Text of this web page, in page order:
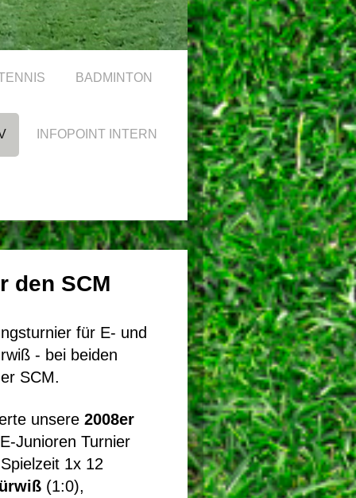
BADMINTON
INFOPOINT INTERN
den SCM
für E- und
- bei beiden
SCM.
unsere2008er
Junioren Turnier
1x 12
(1:0),